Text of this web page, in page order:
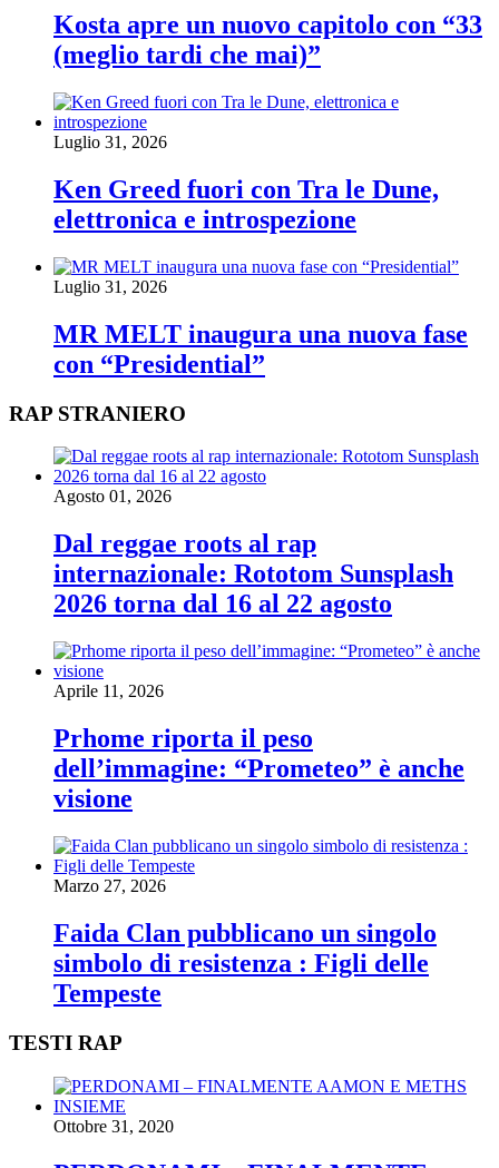
Kosta apre un nuovo capitolo con “33
(meglio tardi che mai)”
Luglio 31, 2026
Ken Greed fuori con Tra le Dune,
elettronica e introspezione
Luglio 31, 2026
MR MELT inaugura una nuova fase
con “Presidential”
RAP STRANIERO
Agosto 01, 2026
Dal reggae roots al rap
internazionale: Rototom Sunsplash
2026 torna dal 16 al 22 agosto
Aprile 11, 2026
Prhome riporta il peso
dell’immagine: “Prometeo” è anche
visione
Marzo 27, 2026
Faida Clan pubblicano un singolo
simbolo di resistenza : Figli delle
Tempeste
TESTI RAP
Ottobre 31, 2020